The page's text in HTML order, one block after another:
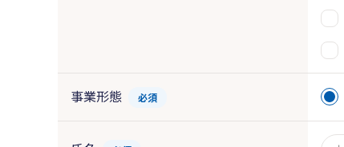
事業形態 必須